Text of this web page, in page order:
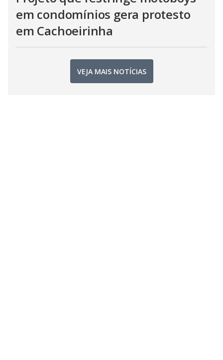
em condomínios gera protesto
em Cachoeirinha
VEJA MAIS NOTÍCIAS